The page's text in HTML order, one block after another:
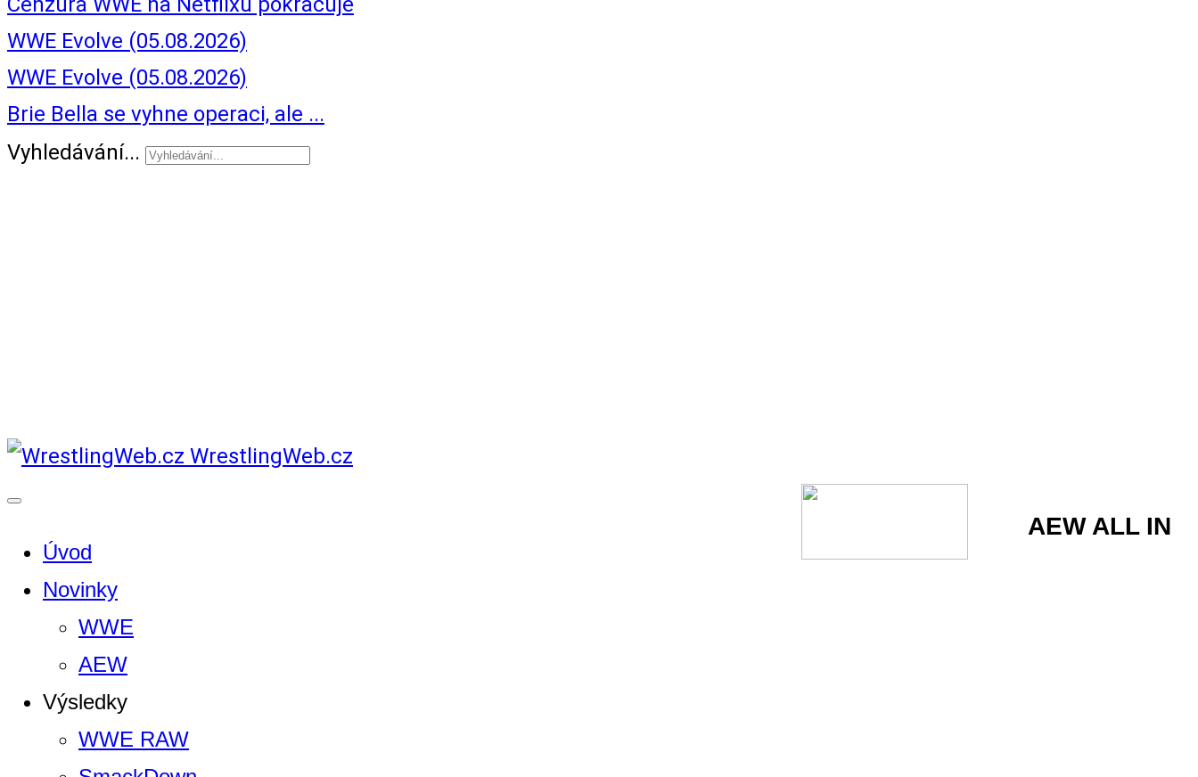
WWE Evolve (05.08.2026)
WWE Evolve (05.08.2026)
Brie Bella se vyhne operaci, ale ...
Vyhledávání...
WrestlingWeb.cz
AEW ALL IN
Úvod
Novinky
WWE
AEW
Výsledky
WWE RAW